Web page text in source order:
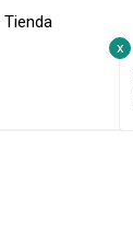
Tienda
x